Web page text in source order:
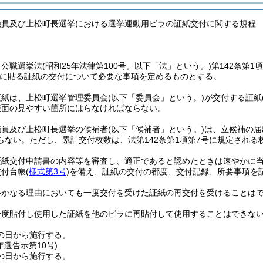
及び上松町長選挙における選挙運動用ビラの証紙交付に関する規程
職選挙法(昭和25年法律第100号。以下「法」という。)第142条第1
に貼る証紙の交付について必要な事項を定めるものとする。
は、上松町選挙管理委員会(以下「委員会」という。)が交付する証紙
の見やすい箇所にはらなければならない。
及び上松町長選挙の候補者(以下「候補者」という。)は、立候補の
い。 ただし、累計交付枚数は、法第142条第1項第7号に規定される
交付申請書の内容等を審査し、適正であると認めたときは速やかに
台帳(様式第3号)を備え、証紙の交付の都度、交付記録、所要事項を
なる理由においても一度交付を受けた証紙の再交付を受けることは
貼付し使用した証紙を他のビラに再貼付して使用することはできな
から施行する。
選告示第10号)
から施行する。